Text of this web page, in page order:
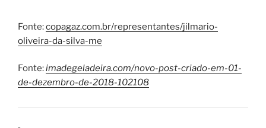
Fonte:copagaz.com.br/representantes/jilmario-
oliveira-da-silva-me
Fonte:imadegeladeira.com/novo-post-criado-em-01-
de-dezembro-de-2018-102108